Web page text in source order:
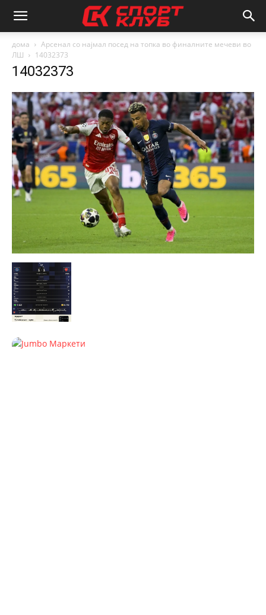
дома
Арсенал со најмал посед на топка во финалните мечеви во
ЛШ
14032373
14032373